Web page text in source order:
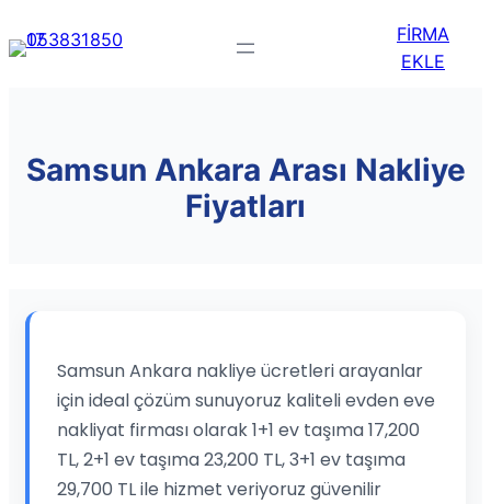
FİRMA
EKLE
Samsun Ankara Arası Nakliye
Fiyatları
Samsun Ankara nakliye ücretleri arayanlar
için ideal çözüm sunuyoruz kaliteli evden eve
nakliyat firması olarak 1+1 ev taşıma 17,200
TL, 2+1 ev taşıma 23,200 TL, 3+1 ev taşıma
29,700 TL ile hizmet veriyoruz güvenilir